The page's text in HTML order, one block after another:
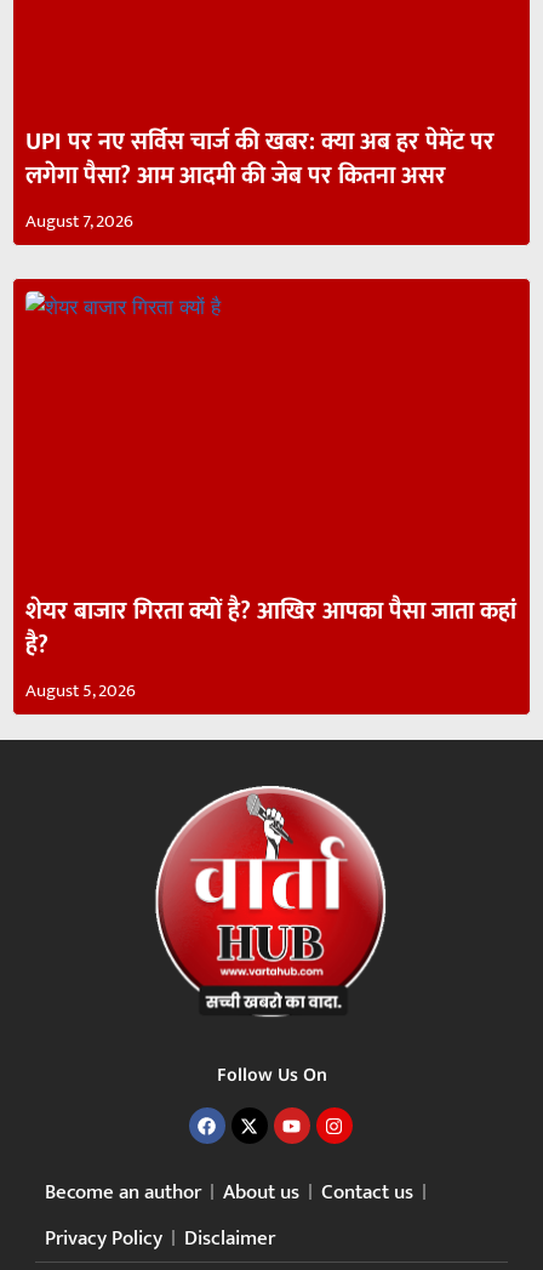
UPI पर नए सर्विस चार्ज की खबर: क्या अब हर पेमेंट पर
लगेगा पैसा? आम आदमी की जेब पर कितना असर
August 7, 2026
शेयर बाजार गिरता क्यों है? आखिर आपका पैसा जाता कहां
है?
August 5, 2026
Follow Us On
Become an author About us
Contact us
Privacy Policy
Disclaimer